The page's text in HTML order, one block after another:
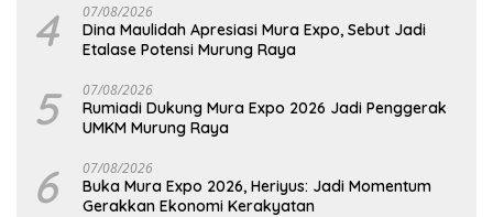
4 07/08/2026
Dina Maulidah Apresiasi Mura Expo, Sebut Jadi
Etalase Potensi Murung Raya
5 07/08/2026
Rumiadi Dukung Mura Expo 2026 Jadi Penggerak
UMKM Murung Raya
6 07/08/2026
Buka Mura Expo 2026, Heriyus: Jadi Momentum
Gerakkan Ekonomi Kerakyatan